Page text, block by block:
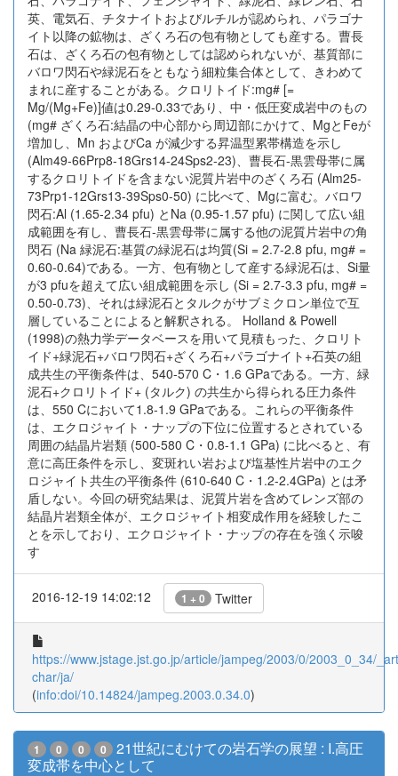
英、電気石、チタナイトおよびルチルが認められ、パラゴナ
イト以降の鉱物は、ざくろ石の包有物としても産する。曹長
石は、ざくろ石の包有物としては認められないが、基質部に
バロワ閃石や緑泥石をともなう細粒集合体として、きわめて
まれに産することがある。クロリトイド:mg# [=
Mg/(Mg+Fe)]値は0.29-0.33であり、中・低圧変成岩中のもの
(mg# ざくろ石:結晶の中心部から周辺部にかけて、MgとFeが
増加し、Mn およびCa が減少する昇温型累帯構造を示し
(Alm49-66Prp8-18Grs14-24Sps2-23)、曹長石-黒雲母帯に属
するクロリトイドを含まない泥質片岩中のざくろ石 (Alm25-
73Prp1-12Grs13-39Sps0-50) に比べて、Mgに富む。バロワ
閃石:Al (1.65-2.34 pfu) とNa (0.95-1.57 pfu) に関して広い組
成範囲を有し、曹長石-黒雲母帯に属する他の泥質片岩中の角
閃石 (Na 緑泥石:基質の緑泥石は均質(Si = 2.7-2.8 pfu, mg# =
0.60-0.64)である。一方、包有物として産する緑泥石は、Si量
が3 pfuを超えて広い組成範囲を示し (Si = 2.7-3.3 pfu, mg# =
0.50-0.73)、それは緑泥石とタルクがサブミクロン単位で互
層していることによると解釈される。 Holland & Powell
(1998)の熱力学データベースを用いて見積もった、クロリト
イド+緑泥石+バロワ閃石+ざくろ石+パラゴナイト+石英の組
成共生の平衡条件は、540-570 C・1.6 GPaである。一方、緑
泥石+クロリトイド+ (タルク) の共生から得られる圧力条件
は、550 Cにおいて1.8-1.9 GPaである。これらの平衡条件
は、エクロジャイト・ナップの下位に位置するとされている
周囲の結晶片岩類 (500-580 C・0.8-1.1 GPa) に比べると、有
意に高圧条件を示し、変斑れい岩および塩基性片岩中のエク
ロジャイト共生の平衡条件 (610-640 C・1.2-2.4GPa) とは矛
盾しない。今回の研究結果は、泥質片岩を含めてレンズ部の
結晶片岩類全体が、エクロジャイト相変成作用を経験したこ
とを示しており、エクロジャイト・ナップの存在を強く示唆
す
2016-12-19 14:02:12 1 + 0 Twitter
https://www.jstage.jst.go.jp/article/jampeg/2003/0/2003_0_34/
char/ja/
(info:doi/10.14824/jampeg.2003.0.34.0)
1 0 0 0
21世紀にむけての岩石学の展望 : I.高圧
変成帯を中心として